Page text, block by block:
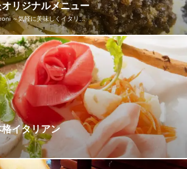
リジナルメニュー
～気軽に美味しくイタリ…
トソース、甘エビのミソとクリームのソー
の煮込みなど、素材にこだわったオリジナ
意しております。料理に合わせるワインも
ただけます。料理とワインのマリアージュ
りとした時間をお過ごし下さい。
ゥエ by 2Leoni ～気軽に美味しくイタリア
アン
イタリアン